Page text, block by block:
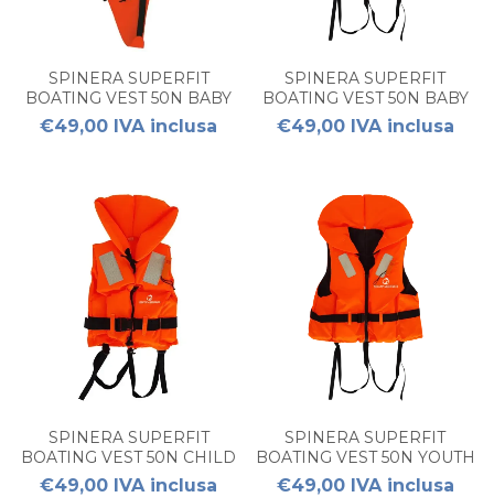
SPINERA SUPERFIT
BOATING VEST 50N BABY
10/15KG
€49,00 IVA inclusa
SPINERA SUPERFIT
BOATING VEST 50N BABY
15/20KG
€49,00 IVA inclusa
SPINERA SUPERFIT
BOATING VEST 50N CHILD
20/30KG
€49,00 IVA inclusa
SPINERA SUPERFIT
BOATING VEST 50N YOUTH
30/40KG
€49,00 IVA inclusa